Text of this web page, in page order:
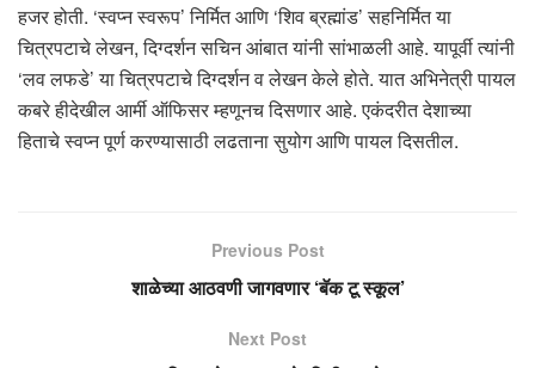
हजर होती. ‘स्वप्न स्वरूप’ निर्मित आणि ‘शिव ब्रह्मांड’ सहनिर्मित या
चित्रपटाचे लेखन, दिग्दर्शन सचिन आंबात यांनी सांभाळली आहे. यापूर्वी त्यांनी
‘लव लफडे’ या चित्रपटाचे दिग्दर्शन व लेखन केले होते. यात अभिनेत्री पायल
कबरे हीदेखील आर्मी ऑफिसर म्हणूनच दिसणार आहे. एकंदरीत देशाच्या
हिताचे स्वप्न पूर्ण करण्यासाठी लढताना सुयोग आणि पायल दिसतील.
Previous Post
शाळेच्या आठवणी जागवणार ‘बॅक टू स्कूल’
Next Post